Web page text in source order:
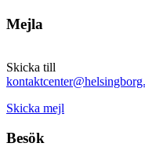
Mejla
Skicka till
Skicka mejl
Besök